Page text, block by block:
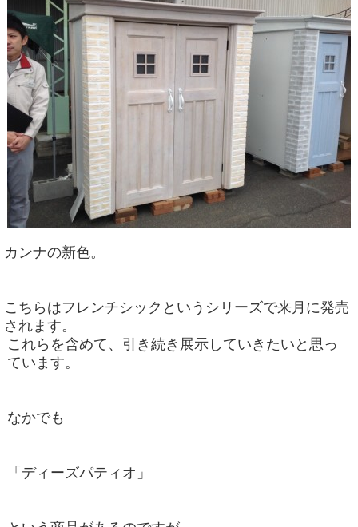
カンナの新色。
こちらはフレンチシックというシリーズで来月に発売
されます。
これらを含めて、引き続き展示していきたいと思っ
ています。
なかでも
「ディーズパティオ」